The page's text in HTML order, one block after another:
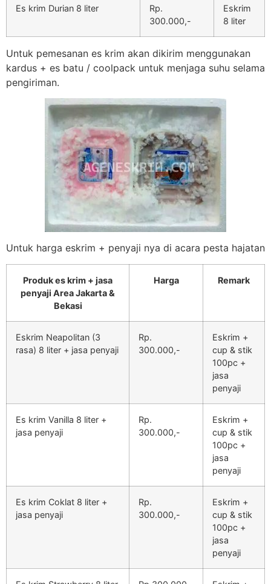
Es krim Durian 8 liter
Rp.
300.000,-
Eskrim
8 liter
Untuk pemesanan es krim akan dikirim menggunakan
kardus + es batu / coolpack untuk menjaga suhu selama
pengiriman.
Untuk harga eskrim + penyaji nya di acara pesta hajatan
Produk es krim + jasa
penyaji Area Jakarta &
Bekasi
Harga Remark
Eskrim Neapolitan (3
rasa) 8 liter + jasa penyaji
Rp.
300.000,-
Eskrim +
cup & stik
100pc +
jasa
penyaji
Es krim Vanilla 8 liter +
jasa penyaji
Rp.
300.000,-
Eskrim +
cup & stik
100pc +
jasa
penyaji
Es krim Coklat 8 liter +
jasa penyaji
Rp.
300.000,-
Eskrim +
cup & stik
100pc +
jasa
penyaji